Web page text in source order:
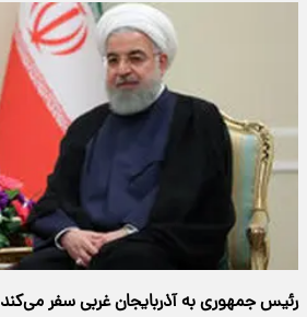
رئیس جمهوری به آذربایجان غربی سفر می‌کند